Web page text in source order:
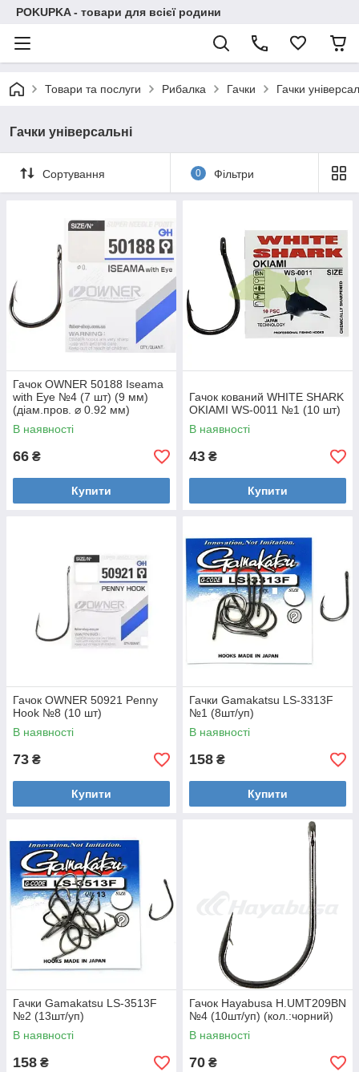
POKUPKA - товари для всієї родини
Товари та послуги Рибалка Гачки Гачки
Гачки універсальні
Сортування 0 Фільтри
Гачок OWNER 50188 Iseama
with Eye №4 (7 шт) (9 мм)
(діам.пров. ⌀ 0.92 мм)
В наявності
66 ₴
Купити
Гачок кований WHITE SHARK
OKIAMI WS-0011 №1 (10 шт)
В наявності
43 ₴
Купити
Гачок OWNER 50921 Penny
Hook №8 (10 шт)
В наявності
73 ₴
Купити
Гачки Gamakatsu LS-3313F
№1 (8шт/уп)
В наявності
158 ₴
Купити
Гачки Gamakatsu LS-3513F
№2 (13шт/уп)
В наявності
158 ₴
Гачок Hayabusa H.UMT209BN
№4 (10шт/уп) (кол.:чорний)
В наявності
70 ₴